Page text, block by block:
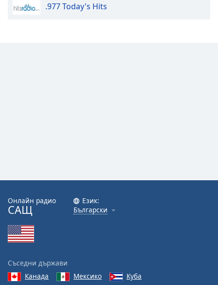
.977 Today's Hits
Онлайн радио
САЩ
Език:
Български
Съседни държави
Канада
Мексико
Куба